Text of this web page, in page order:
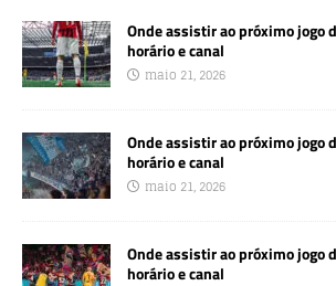
Onde assistir ao próximo jogo
horário e canal
maio 21, 2026
Onde assistir ao próximo jogo
horário e canal
maio 21, 2026
Onde assistir ao próximo jogo
horário e canal